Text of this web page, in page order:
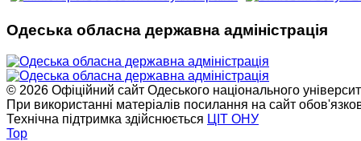
Одеська обласна державна адміністрація
© 2026 Офіційний сайт Одеського національного
При використанні матеріалів посилання на сайт
Технічна підтримка здійснюється ЦІТ ОНУ
Top